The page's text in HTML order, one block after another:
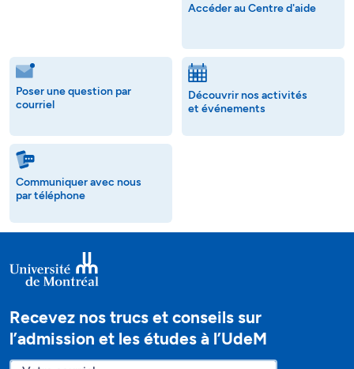
Accéder au Centre d'aide
Poser une question par
courriel
Découvrir nos activités
et événements
Communiquer avec nous
par téléphone
Recevez nos trucs et conseils sur
l’admission et les études à l’UdeM